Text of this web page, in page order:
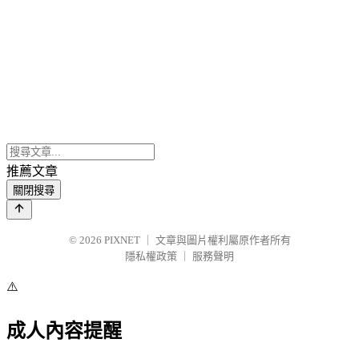
推薦文章
關閉搜尋
© 2026 PIXNET
文章與圖片權利屬原作者所有
隱私權政策
服務聲明
⚠️
成人內容提醒